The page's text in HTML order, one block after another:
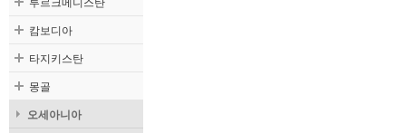
캄보디아
타지키스탄
몽골
오세아니아